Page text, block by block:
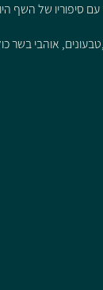
סיפוריו של השף
אוהבי בשר